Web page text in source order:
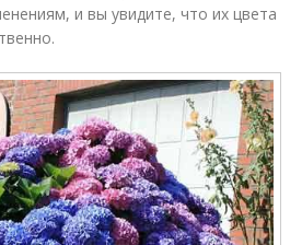
и вы увидите, что их цвета